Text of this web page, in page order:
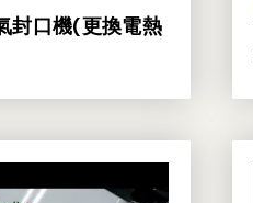
封口機(更換電熱